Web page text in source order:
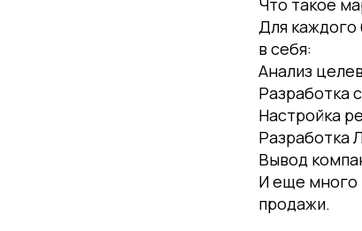
Что такое
Для каждого
в себя:
Анализ
Разработка
Настройка
Разработка
Вывод
И еще много
продажи.